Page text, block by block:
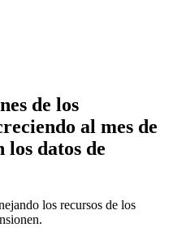
de los
al mes de
los datos de
los recursos de los